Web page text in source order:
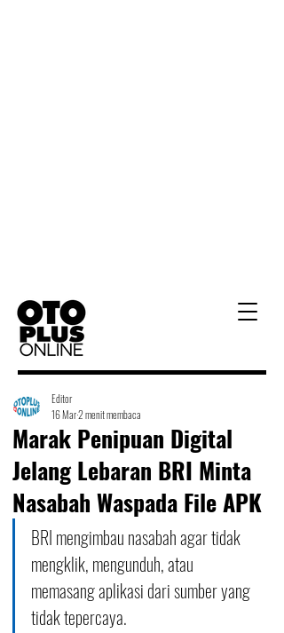
Marak Penipuan Digital
Jelang Lebaran BRI Minta
Nasabah Waspada File APK
Editor
16 Mar2 menit membaca
BRI mengimbau nasabah agar tidak
mengklik, mengunduh, atau
memasang aplikasi dari sumber yang
tidak tepercaya.